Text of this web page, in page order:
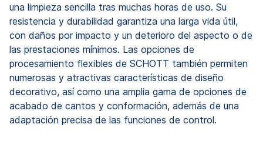
una limpieza sencilla tras muchas horas de uso. Su
resistencia y durabilidad garantiza una larga vida útil,
con daños por impacto y un deterioro del aspecto o de
las prestaciones mínimos. Las opciones de
procesamiento flexibles de SCHOTT también permiten
numerosas y atractivas características de diseño
decorativo, así como una amplia gama de opciones de
acabado de cantos y conformación, además de una
adaptación precisa de las funciones de control.